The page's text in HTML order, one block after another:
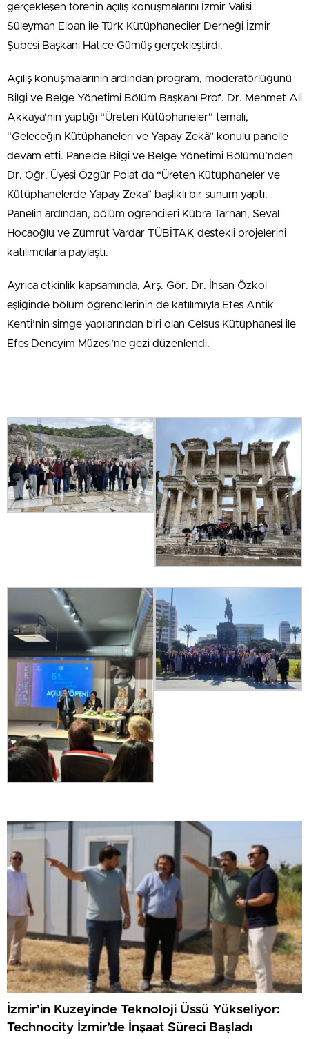
gerçekleşen törenin açılış konuşmalarını İzmir Valisi
Süleyman Elban ile Türk Kütüphaneciler Derneği İzmir
Şubesi Başkanı Hatice Gümüş gerçekleştirdi.
Açılış konuşmalarının ardından program, moderatörlüğünü
Bilgi ve Belge Yönetimi Bölüm Başkanı Prof. Dr. Mehmet Ali
Akkaya’nın yaptığı “Üreten Kütüphaneler” temalı,
“Geleceğin Kütüphaneleri ve Yapay Zekâ” konulu panelle
devam etti. Panelde Bilgi ve Belge Yönetimi Bölümü’nden
Dr. Öğr. Üyesi Özgür Polat da “Üreten Kütüphaneler ve
Kütüphanelerde Yapay Zeka” başlıklı bir sunum yaptı.
Panelin ardından, bölüm öğrencileri Kübra Tarhan, Seval
Hocaoğlu ve Zümrüt Vardar TÜBİTAK destekli projelerini
katılımcılarla paylaştı.
Ayrıca etkinlik kapsamında, Arş. Gör. Dr. İhsan Özkol
eşliğinde bölüm öğrencilerinin de katılımıyla Efes Antik
Kenti’nin simge yapılarından biri olan Celsus Kütüphanesi ile
Efes Deneyim Müzesi’ne gezi düzenlendi.
İzmir’in Kuzeyinde Teknoloji Üssü Yükseliyor:
Technocity İzmir’de İnşaat Süreci Başladı